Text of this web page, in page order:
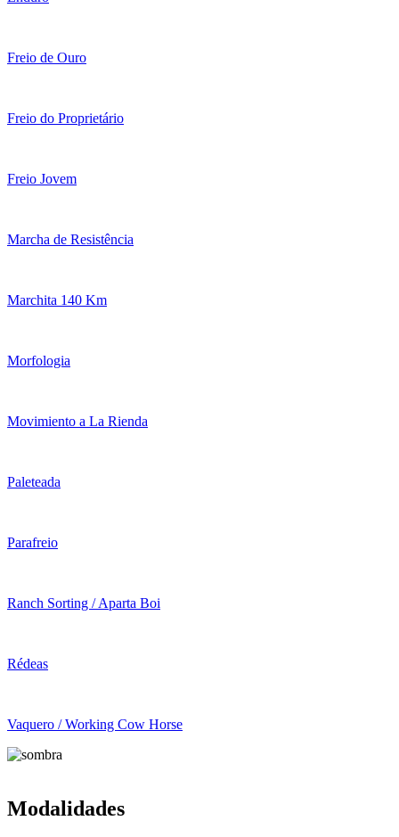
Freio de Ouro
Freio do Proprietário
Freio Jovem
Marcha de Resistência
Marchita 140 Km
Morfologia
Movimiento a La Rienda
Paleteada
Parafreio
Ranch Sorting / Aparta Boi
Rédeas
Vaquero / Working Cow Horse
Modalidades